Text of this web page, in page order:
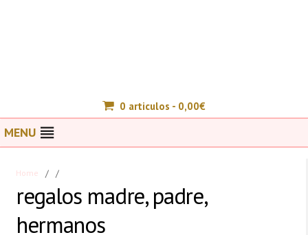
0 articulos - 0,00€
MENU
Home / /
regalos madre, padre,
hermanos